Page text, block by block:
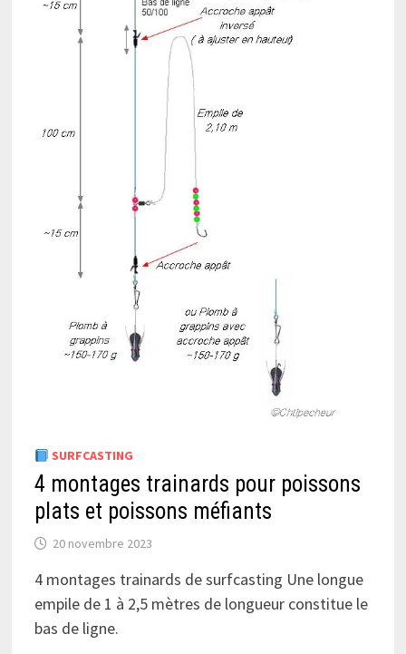
SURFCASTING
4 montages trainards pour poissons
plats et poissons méfiants
20 novembre 2023
4 montages trainards de surfcasting Une longue
empile de 1 à 2,5 mètres de longueur constitue le
bas de ligne.